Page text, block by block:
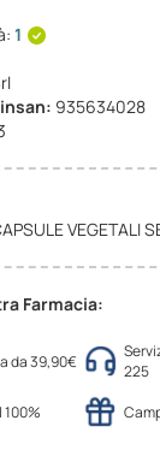
1
935634028
VEGETALI
Farmacia:
da 39,90€
225